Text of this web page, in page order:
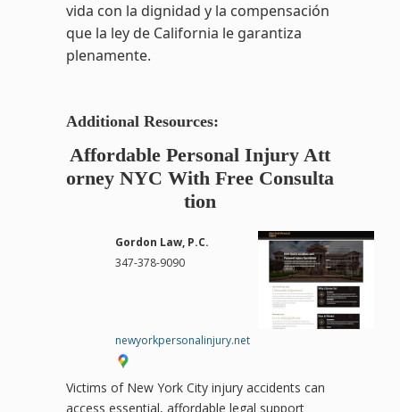
vida con la dignidad y la compensación
que la ley de California le garantiza
plenamente.
Additional Resources:
Affordable Personal Injury Att
orney NYC With Free Consulta
tion
Gordon Law, P.C.
347-378-9090
newyorkpersonalinjury.net
Victims of New York City injury accidents can
access essential, affordable legal support